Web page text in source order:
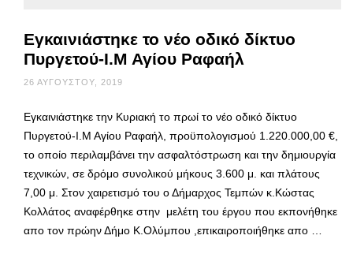
Εγκαινιάστηκε το νέο οδικό δίκτυο
Πυργετού-Ι.Μ Αγίου Ραφαήλ
26 ΑΥΓΟΎΣΤΟΥ, 2019
Εγκαινιάστηκε την Κυριακή το πρωί το νέο οδικό δίκτυο
Πυργετού-Ι.Μ Αγίου Ραφαήλ, προϋπολογισμού 1.220.000,00 €,
το οποίο περιλαμβάνει την ασφαλτόστρωση και την δημιουργία
τεχνικών, σε δρόμο συνολικού μήκους 3.600 μ. και πλάτους
7,00 μ. Στον χαιρετισμό του ο Δήμαρχος Τεμπών κ.Κώστας
Κολλάτος αναφέρθηκε στην μελέτη του έργου που εκπονήθηκε
απο τον πρώην Δήμο Κ.Ολύμπου ,επικαιροποιήθηκε απο …